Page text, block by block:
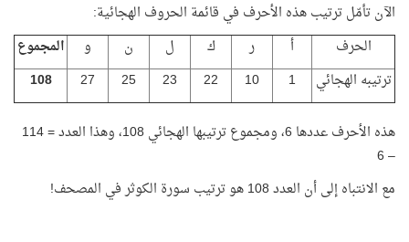
الآن تأمّل ترتيب هذه الأحرف في قائمة الحروف الهجائية:
الحرف
أ ر ك ل ن و
المجموع
ترتيبه الهجائي
1
10
22
23
25
27
108
هذه الأحرف عددها 6، ومجموع ترتيبها الهجائي 108، وهذا العدد = 114
– 6
مع الانتباه إلى أن العدد 108 هو ترتيب سورة الكوثر في المصحف!